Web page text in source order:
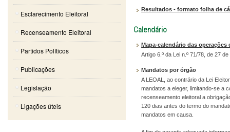
Resultados - formato folha de
Calendário
Mapa-calendário das operações
Artigo 6.º da Lei n.º 71/78, de 27
Mandatos por órgão
A LEOAL, ao contrário da Lei
mandatos a eleger, limitando-se a
recenseamento eleitoral a
120 dias antes do termo do
mandatos em causa.
Esclarecimento Eleitoral
Recenseamento Eleitoral
Partidos Políticos
Publicações
Legislação
Ligações úteis